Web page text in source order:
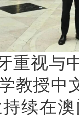
重视与
教授中
续在